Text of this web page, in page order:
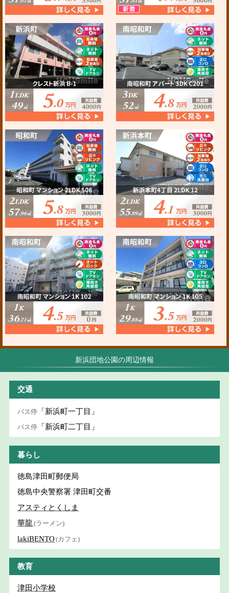
新浜団地公園の周辺情報
交通
バス停 「新浜町一丁目」
バス停 「新浜町二丁目」
暮らし
徳島津田町郵便局
徳島中央警察署 津田町交番
アスティとくしま
華龍 (ラーメン)
lakiBENTO(カフェ)
教育
津田小学校